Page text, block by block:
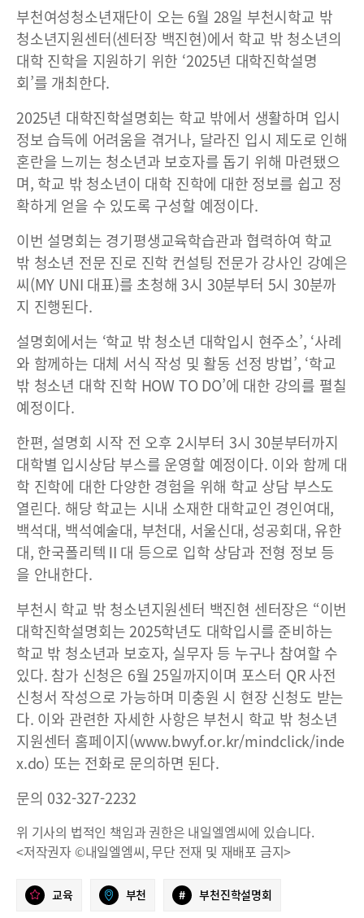
부천여성청소년재단이 오는 6월 28일 부천시학교 밖
청소년지원센터(센터장 백진현)에서 학교 밖 청소년의
대학 진학을 지원하기 위한 ‘2025년 대학진학설명
회’를 개최한다.
2025년 대학진학설명회는 학교 밖에서 생활하며 입시
정보 습득에 어려움을 겪거나, 달라진 입시 제도로 인해
혼란을 느끼는 청소년과 보호자를 돕기 위해 마련됐으
며, 학교 밖 청소년이 대학 진학에 대한 정보를 쉽고 정
확하게 얻을 수 있도록 구성할 예정이다.
이번 설명회는 경기평생교육학습관과 협력하여 학교
밖 청소년 전문 진로 진학 컨설팅 전문가 강사인 강예은
씨(MY UNI 대표)를 초청해 3시 30분부터 5시 30분까
지 진행된다.
설명회에서는 ‘학교 밖 청소년 대학입시 현주소’, ‘사례
와 함께하는 대체 서식 작성 및 활동 선정 방법’, ‘학교
밖 청소년 대학 진학 HOW TO DO’에 대한 강의를 펼칠
예정이다.
한편, 설명회 시작 전 오후 2시부터 3시 30분부터까지
대학별 입시상담 부스를 운영할 예정이다. 이와 함께 대
학 진학에 대한 다양한 경험을 위해 학교 상담 부스도
열린다. 해당 학교는 시내 소재한 대학교인 경인여대,
백석대, 백석예술대, 부천대, 서울신대, 성공회대, 유한
대, 한국폴리텍Ⅱ대 등으로 입학 상담과 전형 정보 등
을 안내한다.
부천시 학교 밖 청소년지원센터 백진현 센터장은 “이번
대학진학설명회는 2025학년도 대학입시를 준비하는
학교 밖 청소년과 보호자, 실무자 등 누구나 참여할 수
있다. 참가 신청은 6월 25일까지이며 포스터 QR 사전
신청서 작성으로 가능하며 미충원 시 현장 신청도 받는
다. 이와 관련한 자세한 사항은 부천시 학교 밖 청소년
지원센터 홈페이지(www.bwyf.or.kr/mindclick/inde
x.do) 또는 전화로 문의하면 된다.
문의 032-327-2232
위 기사의 법적인 책임과 권한은 내일엘엠씨에 있습니다.
<저작권자 ©내일엘엠씨, 무단 전재 및 재배포 금지>
교육 부천 # 부천진학설명회